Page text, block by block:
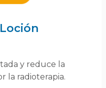
y reduce la
la radioterapia.